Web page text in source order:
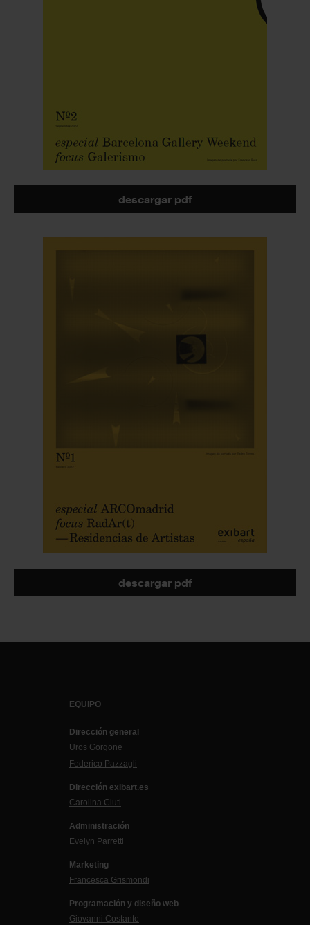
descargar pdf
descargar pdf
EQUIPO
Dirección general
Uros Gorgone
Federico Pazzagli
Dirección exibart.es
Carolina Ciuti
Administración
Evelyn Parretti
Marketing
Francesca Grismondi
Programación y diseño web
Giovanni Costante